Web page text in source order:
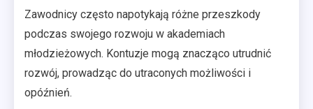
Zawodnicy często napotykają różne przeszkody
podczas swojego rozwoju w akademiach
młodzieżowych. Kontuzje mogą znacząco utrudnić
rozwój, prowadząc do utraconych możliwości i
opóźnień.